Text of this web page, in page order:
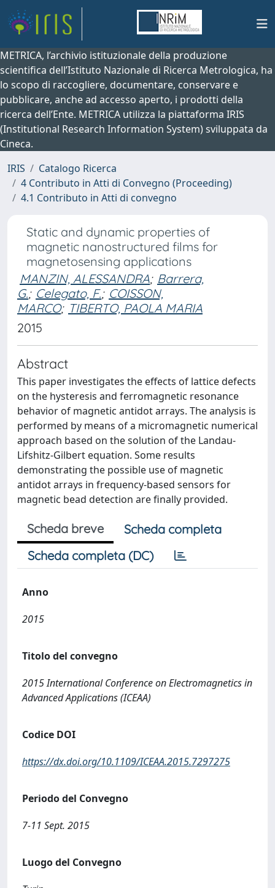
METRICA, l’archivio istituzionale della produzione
scientifica dell’Istituto Nazionale di Ricerca Metrologica, ha
lo scopo di raccogliere, documentare, conservare e
pubblicare, anche ad accesso aperto, i prodotti della
ricerca dell’Ente. METRICA utilizza la piattaforma IRIS
(Institutional Research Information System) sviluppata da
Cineca.
IRIS
Catalogo Ricerca
4 Contributo in Atti di Convegno (Proceeding)
4.1 Contributo in Atti di convegno
Static and dynamic properties of
magnetic nanostructured films for
magnetosensing applications
MANZIN, ALESSANDRA; Barrera,
G.; Celegato, F.; COISSON,
MARCO; TIBERTO, PAOLA MARIA
2015
Abstract
This paper investigates the effects of lattice defects
on the hysteresis and ferromagnetic resonance
behavior of magnetic antidot arrays. The analysis is
performed by means of a micromagnetic numerical
approach based on the solution of the Landau-
Lifshitz-Gilbert equation. Some results
demonstrating the possible use of magnetic
antidot arrays in frequency-based sensors for
magnetic bead detection are finally provided.
Scheda breve
Scheda completa
Scheda completa (DC)
Anno
2015
Titolo del convegno
2015 International Conference on Electromagnetics in
Advanced Applications (ICEAA)
Codice DOI
https://dx.doi.org/10.1109/ICEAA.2015.7297275
Periodo del Convegno
7-11 Sept. 2015
Luogo del Convegno